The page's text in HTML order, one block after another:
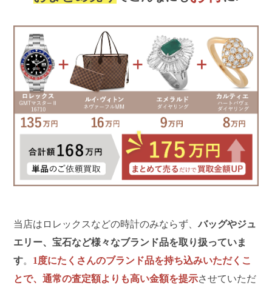
当店はロレックスなどの時計のみならず、バッグやジュ
エリー、宝石など様々なブランド品を取り扱っていま
す。 1度にたくさんのブランド品を持ち込みいただくこ
とで、通常の査定額よりも高い金額を提示させていただ